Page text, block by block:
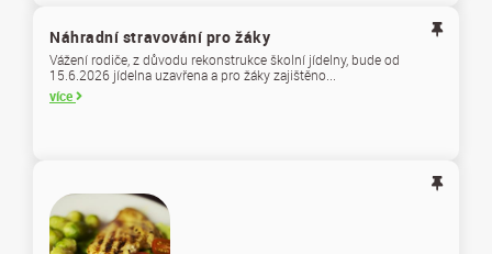
Náhradní stravování pro žáky
Vážení rodiče, z důvodu rekonstrukce školní jídelny, bude od
15.6.2026 jídelna uzavřena a pro žáky zajištěno...
více